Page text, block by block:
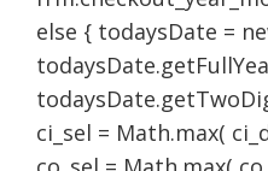
else { todaysDate =
ci_sel = Math.max(